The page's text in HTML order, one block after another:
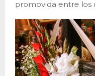
promovida entre los